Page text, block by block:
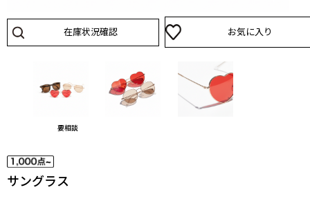
在庫状況確認 お気に入り
要相談
サングラス